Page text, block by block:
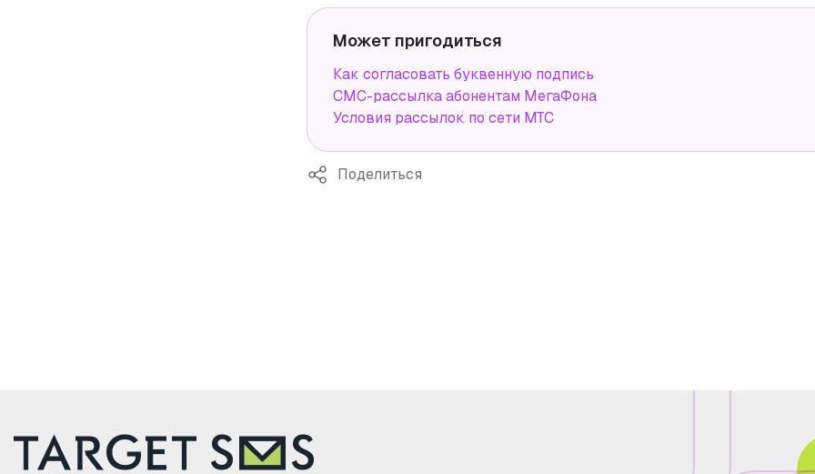
Может пригодиться
Как согласовать буквенную подпись
СМС-рассылка абонентам МегаФона
Условия рассылок по сети МТС
Поделиться